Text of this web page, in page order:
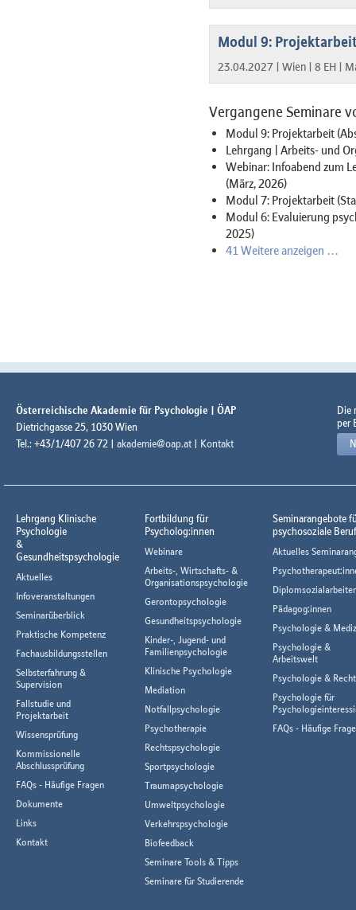
Modul 9:
23.04.2027 | Wien | 8 EH |
Vergangene Seminare
Modul 9: Projektarbeit
Lehrgang | Arbeits- und
Webinar: Infoabend zum
(März, 2026)
Modul 7: Projektarbeit
Modul 6: Evaluierung
2025)
41 Weitere anzeigen …
Österreichische Akademie für Psychologie | ÖAP
Dietrichgasse 25, 1030 Wien
Tel.: +43/1/407 26 72 | akademie@oap.at | Kontakt
Die
per
Lehrgang Klinische
Psychologie
&
Gesundheitspsychologie
Aktuelles
Infoveranstaltungen
Seminarüberblick
Praktische Kompetenz
Fachausbildungsstellen
Selbsterfahrung &
Supervision
Fallstudie und
Projektarbeit
Wissensprüfung
Kommissionelle
Abschlussprüfung
FAQs - Häufige Fragen
Dokumente
Links
Kontakt
Fortbildung für
Psycholog:innen
Webinare
Arbeits-, Wirtschafts- &
Organisationspsychologie
Gerontopsychologie
Gesundheitspsychologie
Kinder-, Jugend- und
Familienpsychologie
Klinische Psychologie
Mediation
Notfallpsychologie
Psychotherapie
Rechtspsychologie
Sportpsychologie
Traumapsychologie
Umweltpsychologie
Verkehrspsychologie
Biofeedback
Seminare Tools & Tipps
Seminare für Studierende
Seminarangebote
psychosoziale
Aktuelles
Pädagog:innen
Psychologie &
Psychologie &
Arbeitswelt
Psychologie & Recht
Psychologie für
FAQs - Häufige